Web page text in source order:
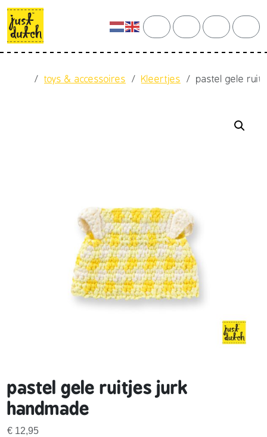
Skip to content
Skip to footer
searchaccountcart
Hometoys & accessoires Kleertjes pastel gele
pastel gele ruitjes jurk
handmade
€ 12,95